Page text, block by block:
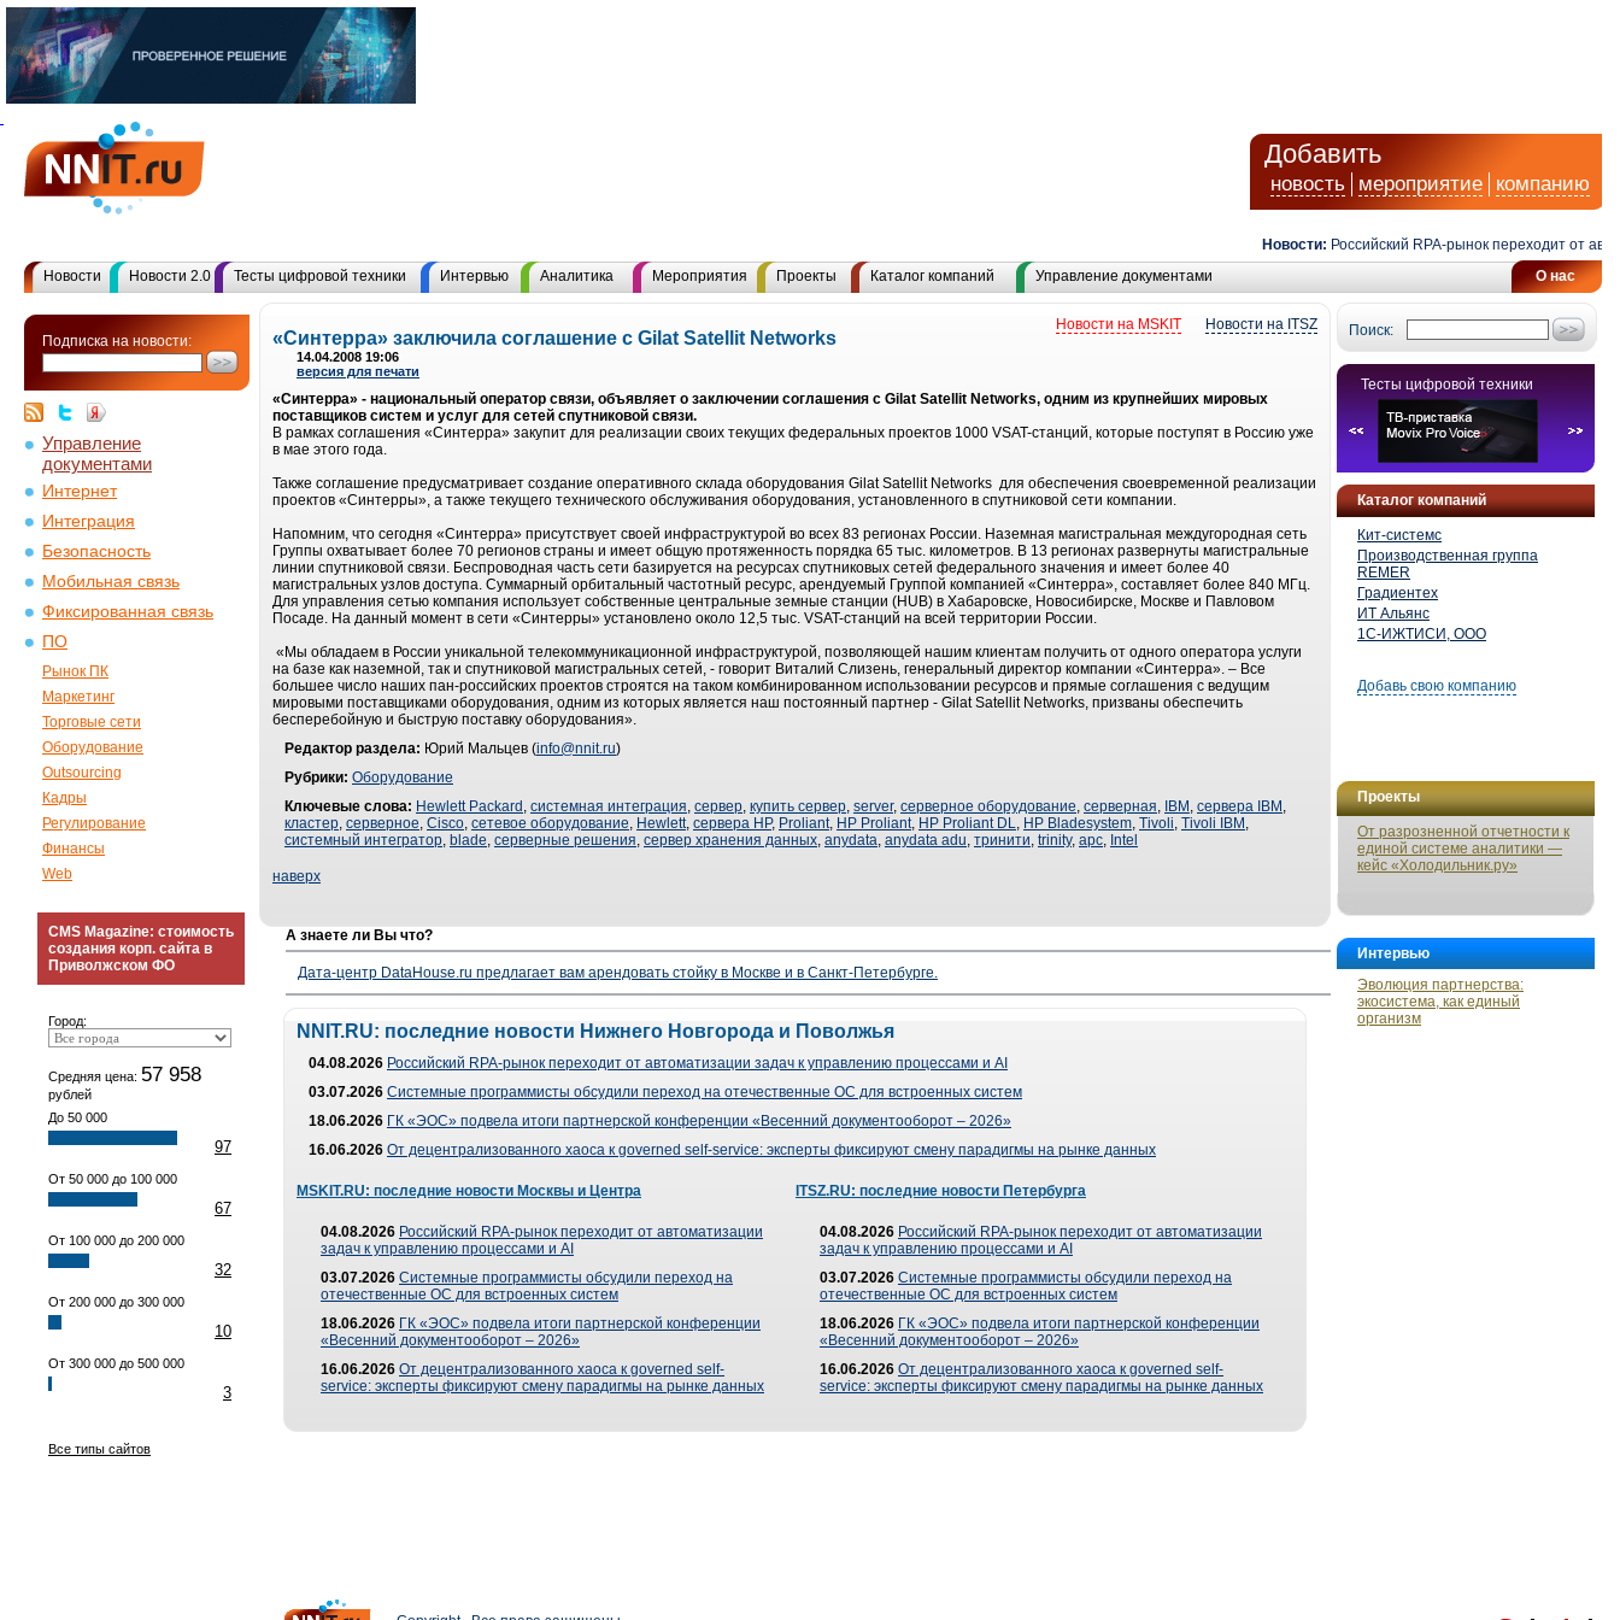
Добавить
новость мероприятие компанию
Новости: Российский RPA-рынок переходит от
О нас
Новости Новости 2.0 Тесты цифровой техники Интервью Аналитика Мероприятия Проекты Каталог компаний Управление документами
Подписка на новости:
Управление
документами
Интернет
Интеграция
Безопасность
Мобильная связь
Фиксированная связь
ПО
Рынок ПК
Маркетинг
Торговые сети
Оборудование
Outsourcing
Кадры
Регулирование
Финансы
Web
CMS Magazine: стоимость
создания корп. сайта в
Приволжском ФО
Город:
Средняя цена: 57 958
рублей
До 50 000
97
От 50 000 до 100 000
67
От 100 000 до 200 000
32
От 200 000 до 300 000
10
От 300 000 до 500 000
3
Все типы сайтов
Поиск:
Тесты цифровой техники
Каталог компаний
Кит-системс
Производственная группа
REMER
Градиентех
ИТ Альянс
1С-ИЖТИСИ, ООО
Добавь свою компанию
Проекты
От разрозненной отчетности к
единой системе аналитики —
кейс «Холодильник.ру»
Интервью
Эволюция партнерства:
экосистема, как единый
организм
Новости на ITSZ
Новости на MSKIT
«Синтерра» заключила соглашение с Gilat Satellit Networks
14.04.2008 19:06
версия для печати
«Синтерра» - национальный оператор связи, объявляет о заключении соглашения с Gilat Satellit Networks, одним из крупнейших мировых
поставщиков систем и услуг для сетей спутниковой связи.
В рамках соглашения «Синтерра» закупит для реализации своих текущих федеральных проектов 1000 VSAT-станций, которые поступят в Россию уже
в мае этого года.
Также соглашение предусматривает создание оперативного склада оборудования Gilat Satellit Networks для обеспечения своевременной реализации
проектов «Синтерры», а также текущего технического обслуживания оборудования, установленного в спутниковой сети компании.
Напомним, что сегодня «Синтерра» присутствует своей инфраструктурой во всех 83 регионах России. Наземная магистральная междугородная сеть
Группы охватывает более 70 регионов страны и имеет общую протяженность порядка 65 тыс. километров. В 13 регионах развернуты магистральные
линии спутниковой связи. Беспроводная часть сети базируется на ресурсах спутниковых сетей федерального значения и имеет более 40
магистральных узлов доступа. Суммарный орбитальный частотный ресурс, арендуемый Группой компанией «Синтерра», составляет более 840 МГц.
Для управления сетью компания использует собственные центральные земные станции (HUB) в Хабаровске, Новосибирске, Москве и Павловом
Посаде. На данный момент в сети «Синтерры» установлено около 12,5 тыс. VSAT-станций на всей территории России.
«Мы обладаем в России уникальной телекоммуникационной инфраструктурой, позволяющей нашим клиентам получить от одного оператора услуги
на базе как наземной, так и спутниковой магистральных сетей, - говорит Виталий Слизень, генеральный директор компании «Синтерра». – Все
большее число наших пан-российских проектов строятся на таком комбинированном использовании ресурсов и прямые соглашения с ведущим
мировыми поставщиками оборудования, одним из которых является наш постоянный партнер - Gilat Satellit Networks, призваны обеспечить
бесперебойную и быструю поставку оборудования».
Редактор раздела: Юрий Мальцев (info@nnit.ru)
Рубрики: Оборудование
Ключевые слова: Hewlett Packard , системная интеграция, сервер, купить сервер, server, серверное оборудование, серверная, IBM , сервера IBM ,
кластер, серверное, Cisco, сетевое оборудование, Hewlett, сервера HP, Proliant, HP Proliant, HP Proliant DL, HP Bladesystem, Tivoli, Tivoli IBM ,
системный интегратор, blade, серверные решения, сервер хранения данных, anydata, anydata adu, тринити, trinity, apc, Intel
наверх
А знаете ли Вы что?
Дата-центр DataHouse.ru предлагает вам арендовать стойку в Москве и в Санкт-Петербурге.
NNIT.RU: последние новости Нижнего Новгорода и Поволжья
04.08.2026 Российский RPA-рынок переходит от автоматизации задач к управлению процессами и AI
03.07.2026 Системные программисты обсудили переход на отечественные ОС для встроенных систем
18.06.2026 ГК «ЭОС» подвела итоги партнерской конференции «Весенний документооборот – 2026»
16.06.2026 От децентрализованного хаоса к governed self-service: эксперты фиксируют смену парадигмы на рынке данных
MSKIT.RU: последние новости Москвы и Центра
04.08.2026 Российский RPA-рынок переходит от автоматизации
задач к управлению процессами и AI
03.07.2026 Системные программисты обсудили переход на
отечественные ОС для встроенных систем
18.06.2026 ГК «ЭОС» подвела итоги партнерской конференции
«Весенний документооборот – 2026»
16.06.2026 От децентрализованного хаоса к governed self-
service: эксперты фиксируют смену парадигмы на рынке данных
ITSZ.RU: последние новости Петербурга
04.08.2026 Российский RPA-рынок переходит от автоматизации
задач к управлению процессами и AI
03.07.2026 Системные программисты обсудили переход на
отечественные ОС для встроенных систем
18.06.2026 ГК «ЭОС» подвела итоги партнерской конференции
«Весенний документооборот – 2026»
16.06.2026 От децентрализованного хаоса к governed self-
service: эксперты фиксируют смену парадигмы на рынке данных